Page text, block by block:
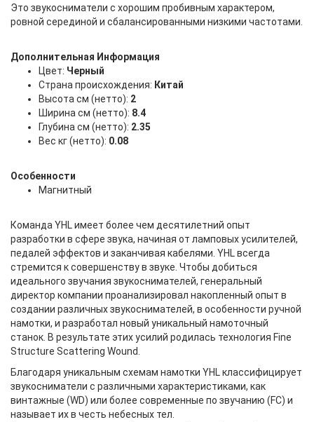
Это звукосниматели с хорошим пробивным характером,
ровной серединой и сбалансированными низкими частотами.
Дополнительная Информация
Цвет: Черный
Страна происхождения: Китай
Высота см (нетто): 2
Ширина см (нетто): 8.4
Глубина см (нетто): 2.35
Вес кг (нетто): 0.08
Особенности
Магнитный
Команда YHL имеет более чем десятилетний опыт
разработки в сфере звука, начиная от ламповых усилителей,
педалей эффектов и заканчивая кабелями. YHL всегда
стремится к совершенству в звуке. Чтобы добиться
идеального звучания звукоснимателей, генеральный
директор компании проанализировал накопленный опыт в
создании различных звукоснимателей, в особенности ручной
намотки, и разработал новый уникальный намоточный
станок. В результате этих усилий родилась технология Fine
Structure Scattering Wound.
Благодаря уникальным схемам намотки YHL классифицирует
звукосниматели с различными характеристиками, как
винтажные (WD) или более современные по звучанию (FC) и
называет их в честь небесных тел.